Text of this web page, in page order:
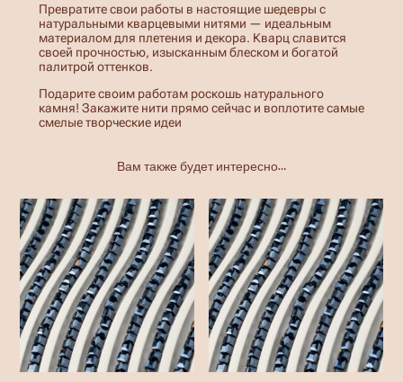
с
и
н
ы
н
и
т
ь
К
4
м
м
,
о
г
р
а
н
к
а
"
К
Превратите свои работы в настоящие шедевры с
натуральными кварцевыми нитями — идеальным
материалом для плетения и декора. Кварц славится
своей прочностью, изысканным блеском и богатой
палитрой оттенков.
Подарите своим работам роскошь натурального
камня! Закажите нити прямо сейчас и воплотите самые
смелые творческие идеи
Вам также будет интересно…